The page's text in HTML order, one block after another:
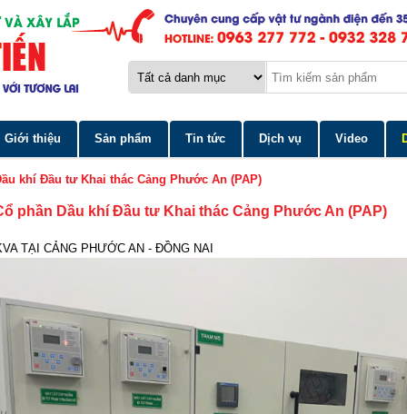
Giới thiệu Sản phẩm Tin tức Dịch vụ Video
khí Đầu tư Khai thác Cảng Phước An (PAP)
phần Dầu khí Đầu tư Khai thác Cảng Phước An (PAP)
TẠI CẢNG PHƯỚC AN - ĐỒNG NAI